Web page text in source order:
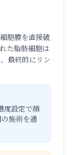
胞膜を直接破
た脂肪細胞は
最終的にリン
度設定で顔
施術を通